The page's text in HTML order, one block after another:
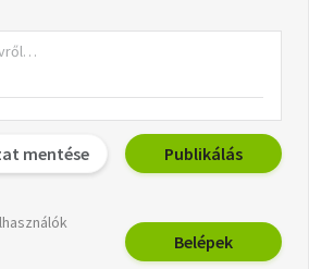
mentése Publikálás
Belépek